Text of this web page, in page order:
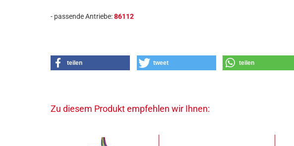
- passende Antriebe:86112
teilen tweet teilen
Zu diesem Produkt empfehlen wir Ihnen: